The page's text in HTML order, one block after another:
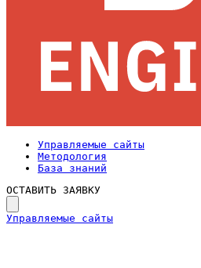
Управляемые сайты
Методология
База знаний
ОСТАВИТЬ ЗАЯВКУ
Управляемые сайты